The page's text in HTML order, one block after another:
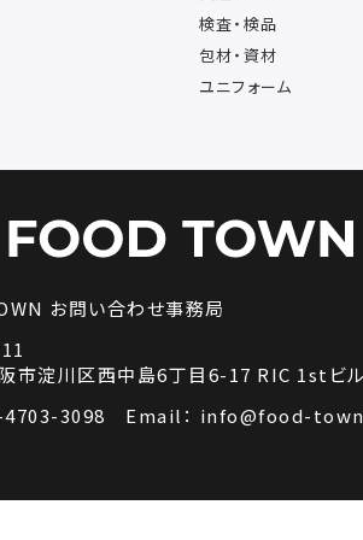
検査・検品
包材・資材
ユニフォーム
お問い合わせ事務局
市淀川区西中島6丁目6-17 RIC 1stビ
3098 Email： info@food-